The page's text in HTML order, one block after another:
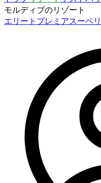
モルディブのリゾート
エリート プレミアスーペ